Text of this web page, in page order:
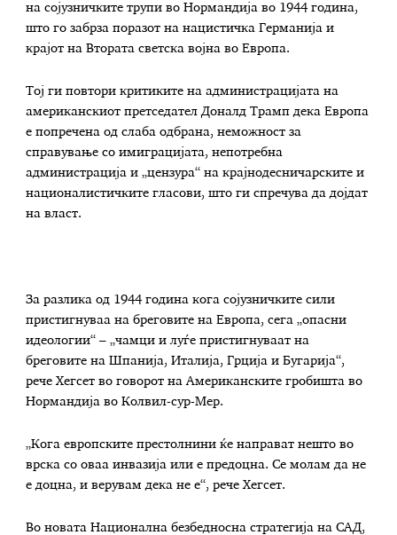
на сојузничките трупи во Нормандија во 1944 година,
што го забрза поразот на нацистичка Германија и
крајот на Втората светска војна во Европа.
Тој ги повтори критиките на администрацијата на
американскиот претседател Доналд Трамп дека Европа
е попречена од слаба одбрана, неможност за
справување со имиграцијата, непотребна
администрација и „цензура“ на крајнодесничарските и
националистичките гласови, што ги спречува да дојдат
на власт.
За разлика од 1944 година кога сојузничките сили
пристигнуваа на бреговите на Европа, сега „опасни
идеологии“ – „чамци и луѓе пристигнуваат на
бреговите на Шпанија, Италија, Грција и Бугарија“,
рече Хегсет во говорот на Американските гробишта во
Нормандија во Колвил-сур-Мер.
„Кога европските престолнини ќе направат нешто во
врска со оваа инвазија или е предоцна. Се молам да не
е доцна, и верувам дека не е“, рече Хегсет.
Во новата Национална безбедносна стратегија на САД,